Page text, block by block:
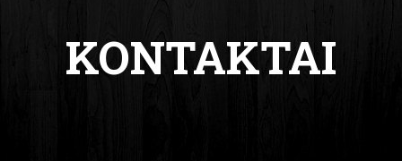
KONTAKTAI